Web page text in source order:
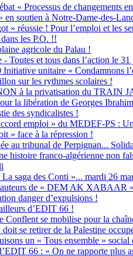
« Processus de changements
soutien à Notre-Dame-des-
» réussie ! Pour l’emploi et les
les P.O. !!
agricole du Palau !
Toutes et tous dans l’action le
unitaire « Condamnons
sur les rythmes scolaires !
à la privatisation du TRAIN
la libération de Georges
des syndicalistes !
emploi » du MEDEF-PS :
» face à la répression !
au tribunal de Perpignan...
histoire franco-algérienne non
saga des Conti »... mardi 26
auteurs de « DEM AK XABAAR
danger d’expulsions !
d’EDIT 66 !
Conflent se mobilise pour la
se retirer de la Palestine
un « Tous ensemble » social
66 : « On ne rapporte plus